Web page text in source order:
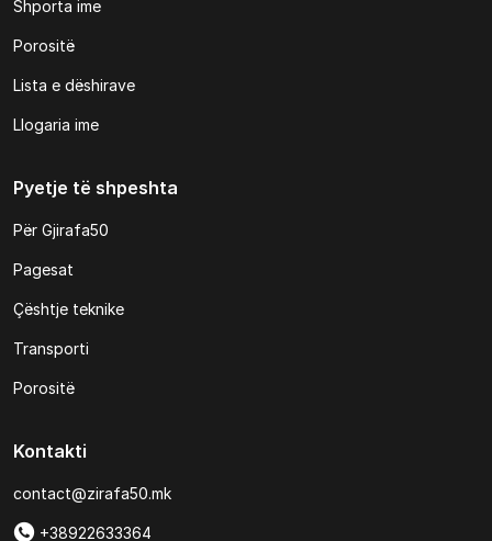
Shporta ime
Porositë
Lista e dëshirave
Llogaria ime
Pyetje të shpeshta
Për Gjirafa50
Pagesat
Çështje teknike
Transporti
Porositë
Kontakti
contact@zirafa50.mk
+38922633364